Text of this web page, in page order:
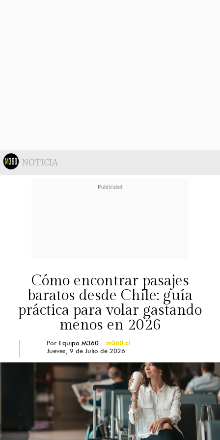
NOTICIA
Cómo encontrar pasajes
baratos desde Chile: guía
práctica para volar gastando
menos en 2026
Por Equipo M360
m360.cl
Jueves, 9 de Julio de 2026